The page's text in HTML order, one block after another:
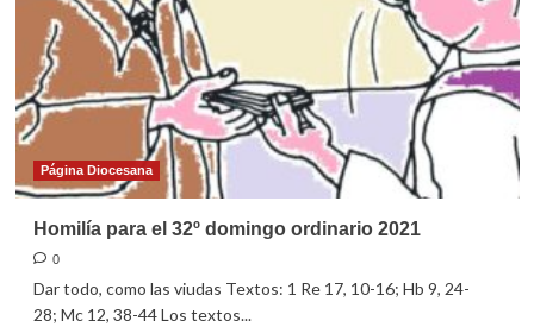
en
familia
(14
noviembre
Página Diocesana
Homilía para el 32º domingo ordinario 2021
0
Dar todo, como las viudas Textos: 1 Re 17, 10-16; Hb 9, 24-
28; Mc 12, 38-44 Los textos...